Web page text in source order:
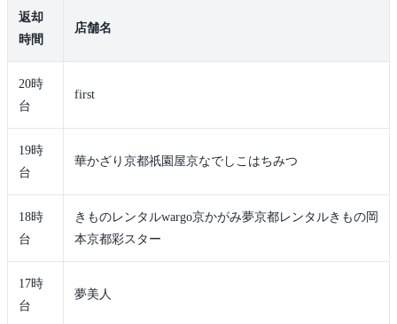
返却
時間
店舗名
20時
台
first
19時
台
華かざり京都祇園屋京なでしこはちみつ
18時
台
きものレンタルwargo京かがみ夢京都レンタルきもの岡
本京都彩スター
17時
台
夢美人